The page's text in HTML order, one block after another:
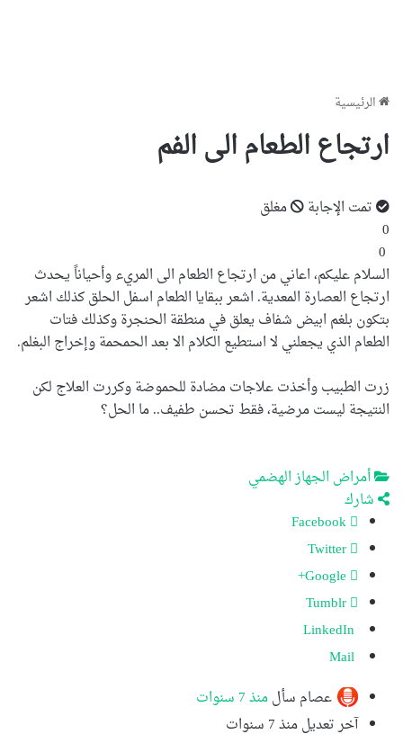
الرئيسية
ارتجاع الطعام الى الفم
تمت الإجابة
مغلق
0
0
السلام عليكم، اعاني من ارتجاع الطعام الى المريء وأحياناً يحدث
ارتجاع العصارة المعدية. اشعر ببقايا الطعام اسفل الحلق كذلك اشعر
بتكون بلغم ابيض شفاف يعلق في منطقة الحنجرة وكذلك فتات
الطعام الذي يجعلني لا استطيع الكلام الا بعد الحمحمة وإخراج البغلم.
زرت الطبيب وأخذت علاجات مضادة للحموضة وكررت العلاج لكن
النتيجة ليست مرضية، فقط تحسن طفيف.. ما الحل؟
أمراض الجهاز الهضمي
شارك
عصام سألمنذ 7 سنوات
آخر تعديل منذ 7 سنوات